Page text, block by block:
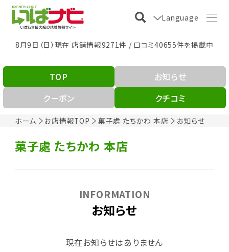
Language
8月9日（日）現在 店舗情報9271件 / 口コミ40655件を掲載中
ホーム お店情報TOP 菓子處 たちかわ 本店 お知らせ
TOP
お知らせ
クーポン
クチコミ
菓子處 たちかわ 本店
お知らせ
INFORMATION
現在お知らせはありません